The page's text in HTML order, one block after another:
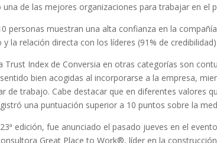
de las mejores organizaciones para trabajar en el
personas muestran una alta confianza en la
la relación directa con los líderes (91% de
Trust Index de Conversia en otras categorías son
bien acogidas al incorporarse a la empresa,
de trabajo. Cabe destacar que en diferentes valores
una puntuación superior a 10 puntos sobre la
edición, fue anunciado el pasado jueves en el
Great Place to Work®, líder en la